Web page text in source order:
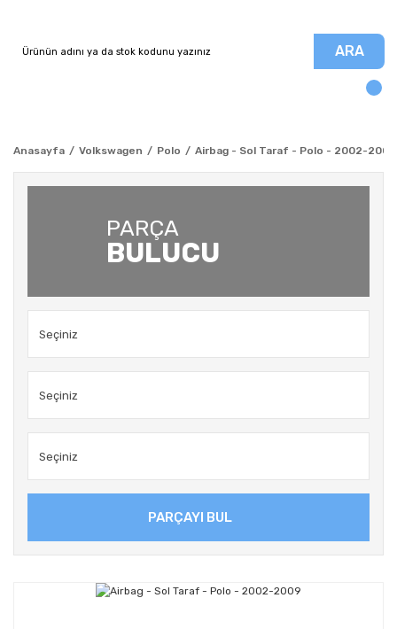
ARA
Anasayfa Volkswagen Polo Airbag - Sol Taraf - Polo - 2002-2009
PARÇA
BULUCU
PARÇAYI BUL